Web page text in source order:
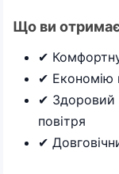
Що ви
✔
✔ Економію
✔ Здоровий
повітря
✔